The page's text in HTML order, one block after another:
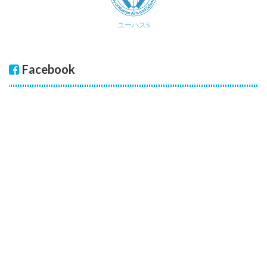
ユーハスS
Facebook